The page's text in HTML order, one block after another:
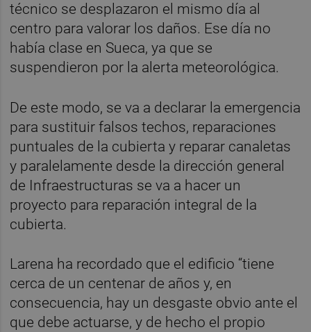
técnico se desplazaron el mismo día al
centro para valorar los daños. Ese día no
había clase en Sueca, ya que se
suspendieron por la alerta meteorológica.
De este modo, se va a declarar la emergencia
para sustituir falsos techos, reparaciones
puntuales de la cubierta y reparar canaletas
y paralelamente desde la dirección general
de Infraestructuras se va a hacer un
proyecto para reparación integral de la
cubierta.
Larena ha recordado que el edificio “tiene
cerca de un centenar de años y, en
consecuencia, hay un desgaste obvio ante el
que debe actuarse, y de hecho el propio